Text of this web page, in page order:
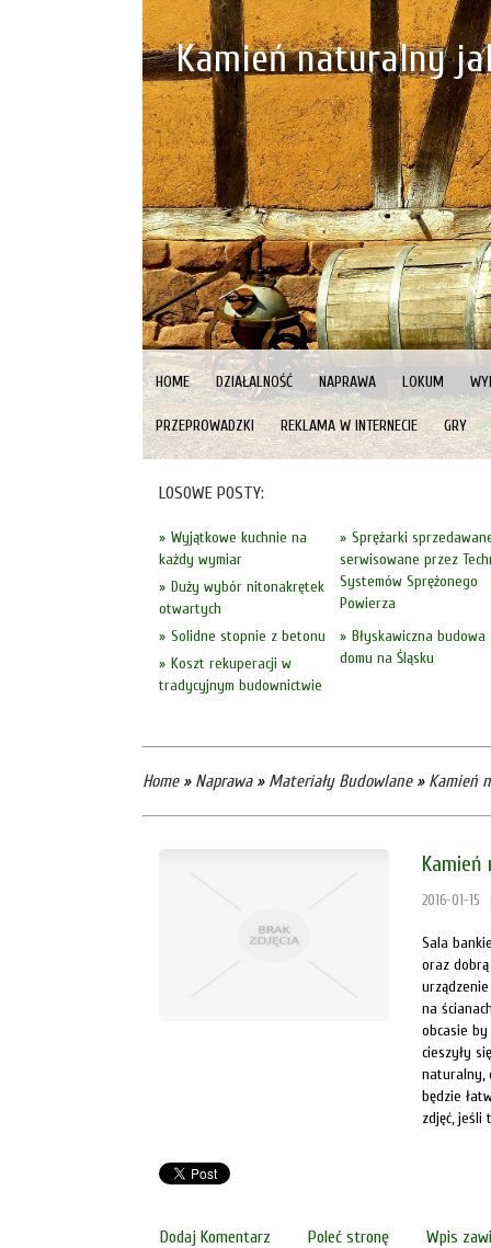
HOME DZIAŁALNOŚĆ NAPRAWA LOKUM
PRZEPROWADZKI REKLAMA W INTERNECIE GRY
Kamień naturalny
LOSOWE POSTY:
Sprężarki
serwisowane przez
Systemów Sprężonego
Powierza
Wyjątkowe kuchnie na
każdy wymiar
Duży wybór nitonakrętek
otwartych
Solidne stopnie z betonu
Błyskawiczna budowa
domu na Śląsku
Koszt rekuperacji w
tradycyjnym budownictwie
Home» Naprawa» Materiały Budowlane» Kamień
2016-01-15
Sala
oraz
na
obcasie by
cieszyły
naturalny,
będzie
zdjęć, jeśli
Dodaj Komentarz Poleć stronę Wpis